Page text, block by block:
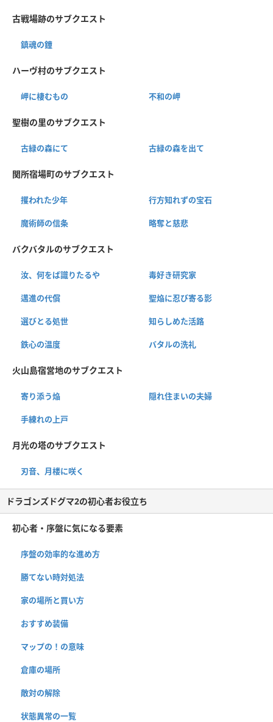
古戦場跡のサブクエスト
鎮魂の鐘
ハーヴ村のサブクエスト
岬に棲むもの 不和の岬
聖樹の里のサブクエスト
古緑の森にて 古緑の森を出て
関所宿場町のサブクエスト
攫われた少年 行方知れずの宝石
魔術師の信条 略奪と慈悲
バクバタルのサブクエスト
汝、何をば識りたるや 毒好き研究家
邁進の代償 聖焔に忍び寄る影
選びとる処世 知らしめた活路
鉄心の温度 バタルの洗礼
火山島宿営地のサブクエスト
寄り添う焔 隠れ住まいの夫婦
手練れの上戸
月光の塔のサブクエスト
刃音、月楼に咲く
ドラゴンズドグマ2の初心者お役立ち
初心者・序盤に気になる要素
序盤の効率的な進め方
勝てない時対処法
家の場所と買い方
おすすめ装備
マップの！の意味
倉庫の場所
敵対の解除
状態異常の一覧